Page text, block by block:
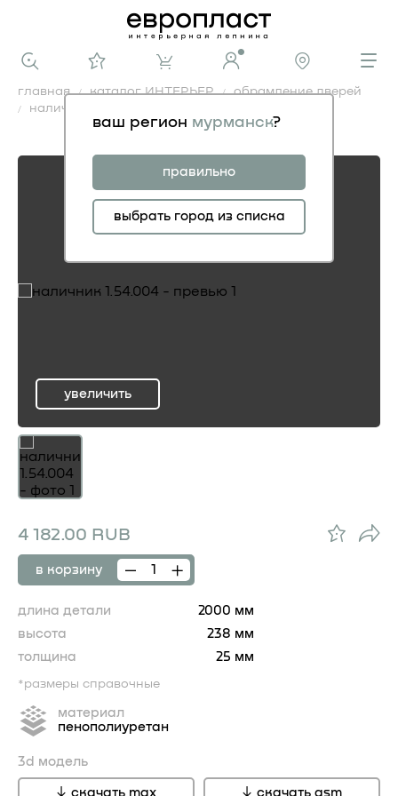
ваш регион мурманск?
правильно
выбрать город из списка
главная каталог ИНТЕРЬЕР
обрамление дверей
наличник 1.54.004
наличник 1.54.004
ru
увеличить
4 182.00 RUB
в корзину
длина детали
2000 мм
высота
238 мм
толщина
25 мм
*размеры справочные
материал
пенополиуретан
3d модель
скачать max скачать gsm